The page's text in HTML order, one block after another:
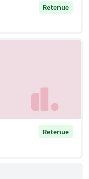
Retenue
Retenue